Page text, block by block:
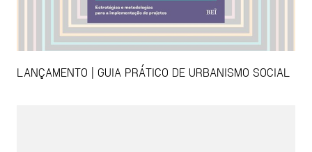
LANÇAMENTO | GUIA PRÁTICO DE URBANISMO SOCIAL